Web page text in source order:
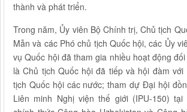
thành và phát triển.
Trong năm, Ủy viên Bộ Chính trị, Chủ tịch
Mẫn và các Phó chủ tịch Quốc hội, các Ủy
vụ Quốc hội đã tham gia nhiều hoạt động
là Chủ tịch Quốc hội đã tiếp và hội đàm
tịch Quốc hội các nước; tham dự Đại hội
Liên minh Nghị viện thế giới (IPU-150) tại